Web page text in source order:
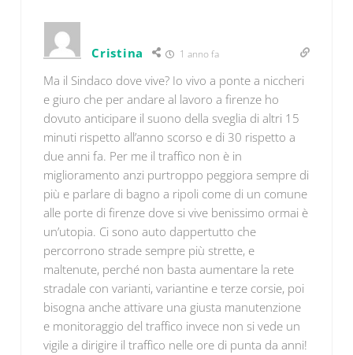
Cristina 1 anno fa
Ma il Sindaco dove vive? Io vivo a ponte a niccheri
e giuro che per andare al lavoro a firenze ho
dovuto anticipare il suono della sveglia di altri 15
minuti rispetto all’anno scorso e di 30 rispetto a
due anni fa. Per me il traffico non è in
miglioramento anzi purtroppo peggiora sempre di
più e parlare di bagno a ripoli come di un comune
alle porte di firenze dove si vive benissimo ormai è
un’utopia. Ci sono auto dappertutto che
percorrono strade sempre più strette, e
maltenute, perché non basta aumentare la rete
stradale con varianti, variantine e terze corsie, poi
bisogna anche attivare una giusta manutenzione
e monitoraggio del traffico invece non si vede un
vigile a dirigire il traffico nelle ore di punta da anni!